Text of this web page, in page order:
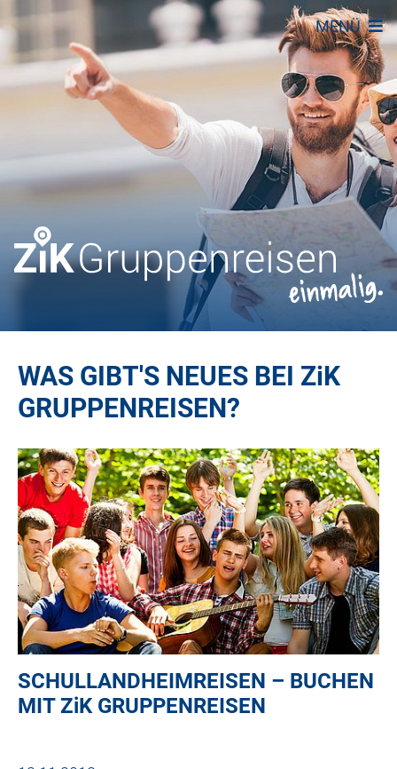
MENÜ
WAS GIBT'S NEUES BEI ZiK
GRUPPENREISEN?
SCHULLANDHEIMREISEN – BUCHEN
MITZiKGRUPPENREISEN